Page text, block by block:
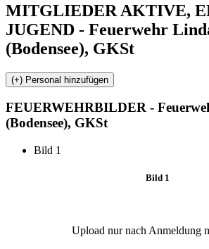
MITGLIEDER AKTIVE,
JUGEND - Feuerwehr
(Bodensee), GKSt
FEUERWEHRBILDER -
(Bodensee), GKSt
Bild 1
Bild 1
Upload nur nach Anmeldung